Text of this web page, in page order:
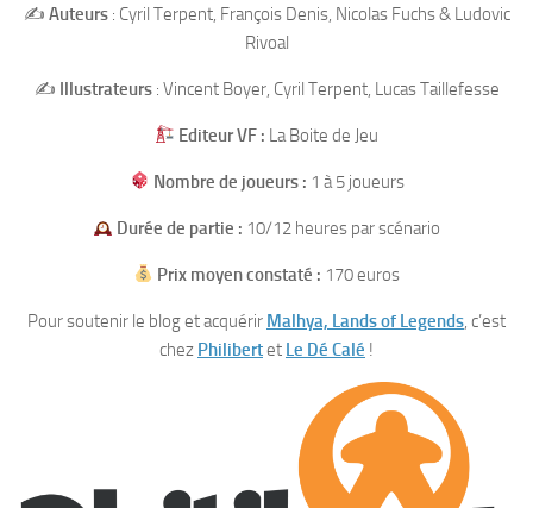
✍️ Auteurs: Cyril Terpent, François Denis, Nicolas Fuchs & Ludovic
Rivoal
✍️ Illustrateurs: Vincent Boyer, Cyril Terpent, Lucas Taillefesse
Editeur VF : La Boite de Jeu
Nombre de joueurs : 1 à 5 joueurs
Durée de partie : 10/12 heures par scénario
Prix moyen constaté : 170 euros
Pour soutenir le blog et acquérir Malhya, Lands of Legends, c’est
chez Philibertet Le Dé Calé !